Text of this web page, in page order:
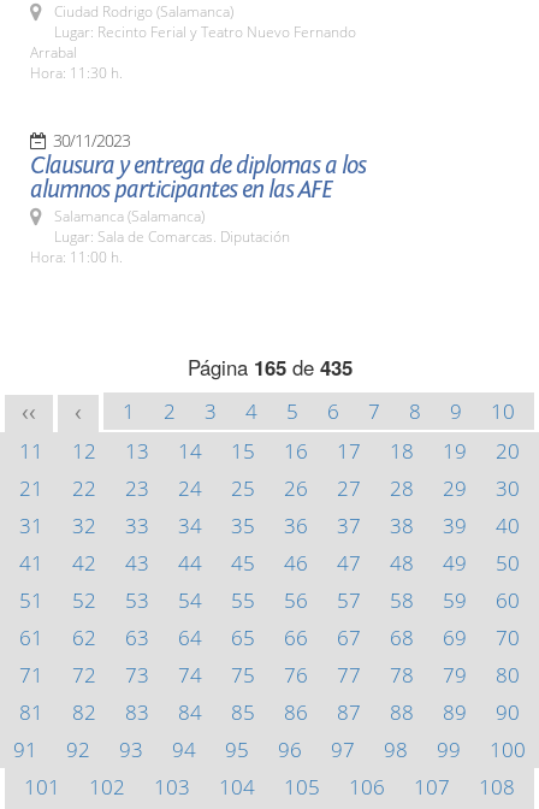
Ciudad Rodrigo (Salamanca)
Lugar: Recinto Ferial y Teatro Nuevo Fernando
Arrabal
Hora: 11:30 h.
30/11/2023
Clausura y entrega de diplomas a los
alumnos participantes en las AFE
Salamanca (Salamanca)
Lugar: Sala de Comarcas. Diputación
Hora: 11:00 h.
Página 165de 435
<< < 1 2 3 4 5 6 7 8 9
10
11
12 13 14 15 16 17 18 19
20
21
22 23 24 25 26 27 28 29
30
31
32 33 34 35 36 37 38 39
40
41
42 43 44 45 46 47 48 49
50
51
52 53 54 55 56 57 58 59
60
61
62 63 64 65 66 67 68 69
70
71
72 73 74 75 76 77 78 79
80
81
82 83 84 85 86 87 88 89
90
91
92 93 94 95 96 97 98 99
100
101
102 103 104 105 106 107
108